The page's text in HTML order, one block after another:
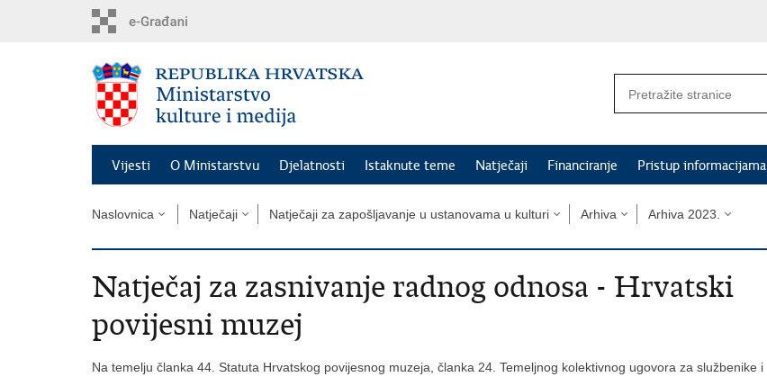
Vijesti O Ministarstvu Djelatnosti Istaknute teme Natječaji Financiranje Pristup informacijama
Naslovnica Natječaji Natječaji za zapošljavanje u ustanovama u kulturi Arhiva Arhiva 2023.
Natječaj za zasnivanje radnog odnosa - Hrvatski
povijesni muzej
Na temelju članka 44. Statuta Hrvatskog povijesnog muzeja, članka 24. Temeljnog kolektivnog ugovora za službenike i